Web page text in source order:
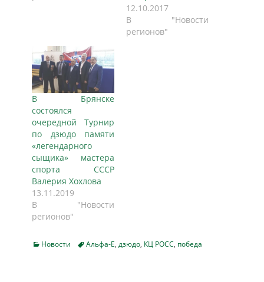
12.10.2017
В "Новости
регионов"
В Брянске
состоялся
очередной Турнир
по дзюдо памяти
«легендарного
сыщика» мастера
спорта СССР
Валерия Хохлова
13.11.2019
В "Новости
регионов"
Categories
Новости TagsАльфа-Е, дзюдо, КЦ РОСС, победа